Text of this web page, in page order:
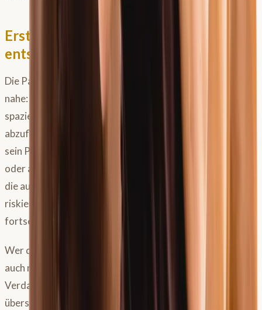
Erst grasen, dann bewegen – der
entscheidende Unterschied
Die Parallele zur menschlichen Gesundheit ist verblüffend
nahe: Auch bei Menschen wird empfohlen, nach dem Essen
spazieren zu gehen, um den Blutzucker wieder
abzuflachen. Beim Pferd funktioniert das genauso. Wer
sein Pferd nach dem Weidegang direkt wieder in die Box
oder auf den Paddock stellt und es dort stehen lässt, lässt
die aufgenommene Glukose als Fett einlagern – und
riskiert, dass sich die Gasbildung im Darm ungestört
fortsetzt.
Wer dagegen nach der Weidezeit reitet, longiert oder
auch nur ausgiebig spazieren geht, unterstützt aktiv die
Verdauung: Die Darmmotorik wird angeregt,
überschüssiger Zucker wird verstoffwechselt, und die